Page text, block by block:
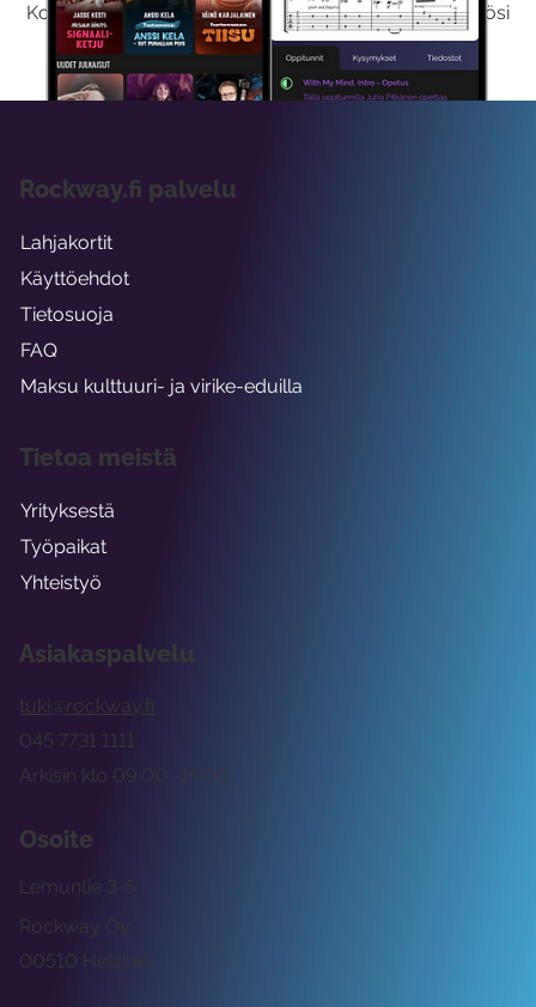
Kokeilemalla ilmaiseksi saat koko sisältömme käyttöösi
viikon ajaksi.
Asiakaspalvelu
tuki@rockway.fi
Arkisin klo 09:00 -15:00
045 7731 1111
Osoite
Rockway Oy
Lemuntie 3-5
00510 Helsinki
Rockway.fi palvelu
Lahjakortit
Käyttöehdot
Tietosuoja
FAQ
Maksu kulttuuri- ja virike-eduilla
Tietoa meistä
Yrityksestä
Työpaikat
Yhteistyö